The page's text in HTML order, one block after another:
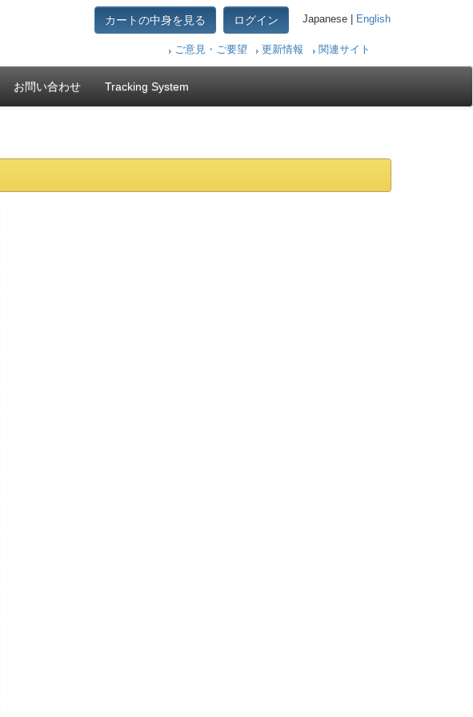
カートの中身を見る ログイン Japanese | English
ご意見・ご要望 更新情報 関連サイト
お問い合わせ Tracking System